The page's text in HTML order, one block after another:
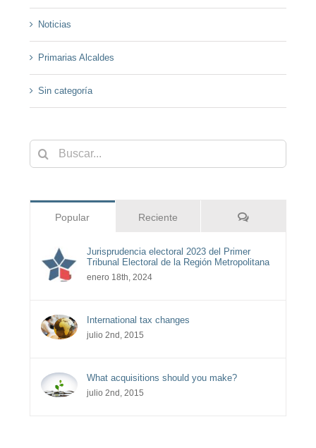
Noticias
Primarias Alcaldes
Sin categoría
Buscar:
Popular Reciente Comentarios
Jurisprudencia electoral 2023 del Primer
Tribunal Electoral de la Región Metropolitana
enero 18th, 2024
International tax changes
julio 2nd, 2015
What acquisitions should you make?
julio 2nd, 2015